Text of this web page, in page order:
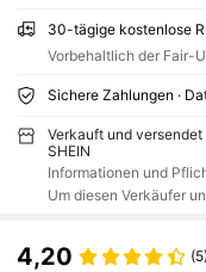
30-tägige kostenlose
Vorbehaltlich der Fair-
Sichere Zahlungen ·
Verkauft und
SHEIN
Informationen und
Um diesen Verkäufer
4,20 (5)